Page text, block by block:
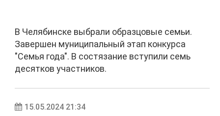
В Челябинске выбрали образцовые семьи.
Завершен муниципальный этап конкурса
"Семья года". В состязание вступили семь
десятков участников.
15.05.2024 21:34